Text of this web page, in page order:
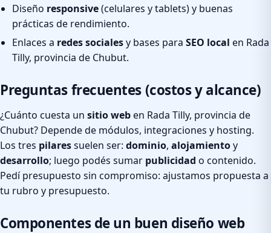
Diseño responsive(celulares y tablets) y buenas
prácticas de rendimiento.
Enlaces a redes socialesy bases para SEO local en Rada
Tilly, provincia de Chubut.
Preguntas frecuentes (costos y alcance)
¿Cuánto cuesta un sitio weben Rada Tilly, provincia de
Chubut? Depende de módulos, integraciones y hosting.
Los tres pilaressuelen ser: dominio, alojamientoy
desarrollo; luego podés sumar publicidad o contenido.
Pedí presupuesto sin compromiso: ajustamos propuesta a
tu rubro y presupuesto.
Componentes de un buen diseño web